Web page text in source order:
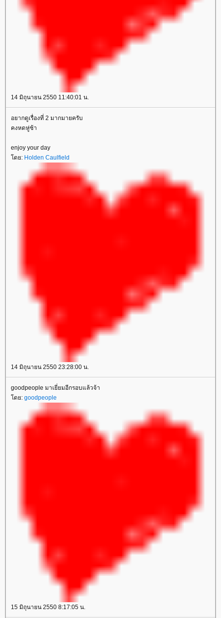
14 มิถุนายน 2550 11:40:01 น.
อยากดูเรื่องที่ 2 มากมายครับ
คงหดหู่ซ้า
enjoy your day
ดย: Holden Caulfield
14 มิถุนายน 2550 23:28:00 น.
goodpeople มาเยี่ยมอีกรอบแล้วจ้า
ดย: goodpeople
15 มิถุนายน 2550 8:17:05 น.